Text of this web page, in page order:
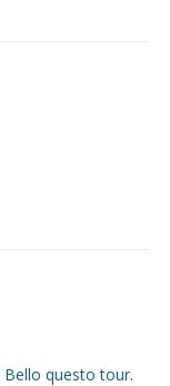
Bello questo tour.